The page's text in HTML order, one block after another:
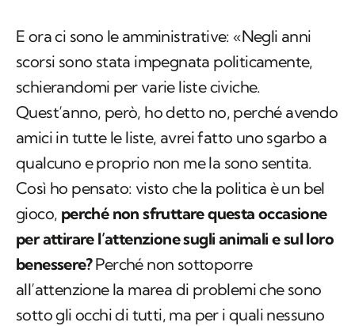
E ora ci sono le amministrative: «Negli anni
scorsi sono stata impegnata politicamente,
schierandomi per varie liste civiche.
Quest’anno, però, ho detto no, perché avendo
amici in tutte le liste, avrei fatto uno sgarbo a
qualcuno e proprio non me la sono sentita.
Così ho pensato: visto che la politica è un bel
gioco, perché non sfruttare questa occasione
per attirare l’attenzione sugli animali e sul loro
benessere?Perché non sottoporre
all’attenzione la marea di problemi che sono
sotto gli occhi di tutti, ma per i quali nessuno